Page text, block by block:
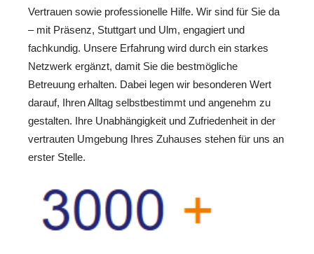
Vertrauen sowie professionelle Hilfe. Wir sind für Sie da
– mit Präsenz, Stuttgart und Ulm, engagiert und
fachkundig. Unsere Erfahrung wird durch ein starkes
Netzwerk ergänzt, damit Sie die bestmögliche
Betreuung erhalten. Dabei legen wir besonderen Wert
darauf, Ihren Alltag selbstbestimmt und angenehm zu
gestalten. Ihre Unabhängigkeit und Zufriedenheit in der
vertrauten Umgebung Ihres Zuhauses stehen für uns an
erster Stelle.